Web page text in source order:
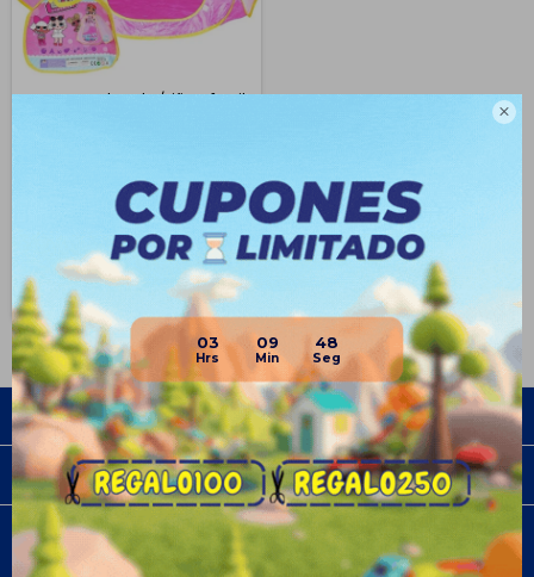

03 09 48
Casa Grande Lol P/niña Infantil
$ 501
$ 568
601
Disponible Envío
Empresa
Compra
Newsletter